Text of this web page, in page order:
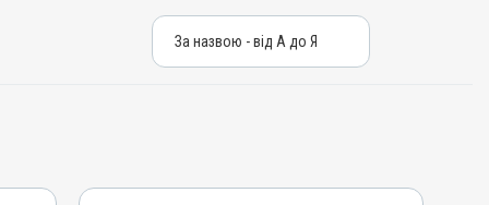
За назвою - від А до Я